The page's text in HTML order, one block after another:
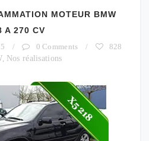
MOTEUR BMW
A 270 CV
/ 0 Comments /
828
, Nos réalisations